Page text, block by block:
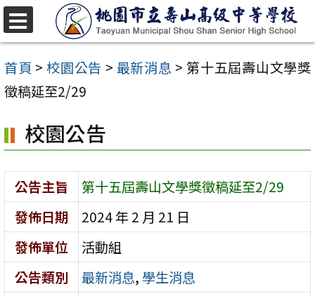
跳
至
主
要
容
區
首頁 > 校園公告 > 最新消息 > 第十五屆壽山文學獎
徵稿延至2/29
校園公告
公告主旨
第十五屆壽山文學獎徵稿延至2/29
發佈日期
2024 年 2 月 21 日
發佈單位
活動組
公告類別
最新消息, 學生消息
選
單